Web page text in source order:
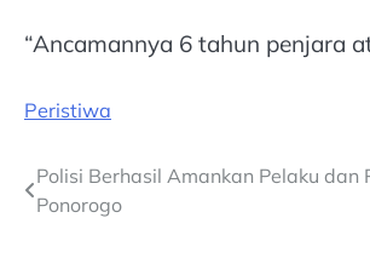
“Ancamannya 6 tahun penjara
Peristiwa
Post
navigation
Polisi Berhasil Amankan Pelaku
Ponorogo